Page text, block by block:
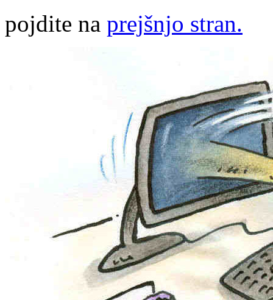
pojdite na prejšnjo stran.